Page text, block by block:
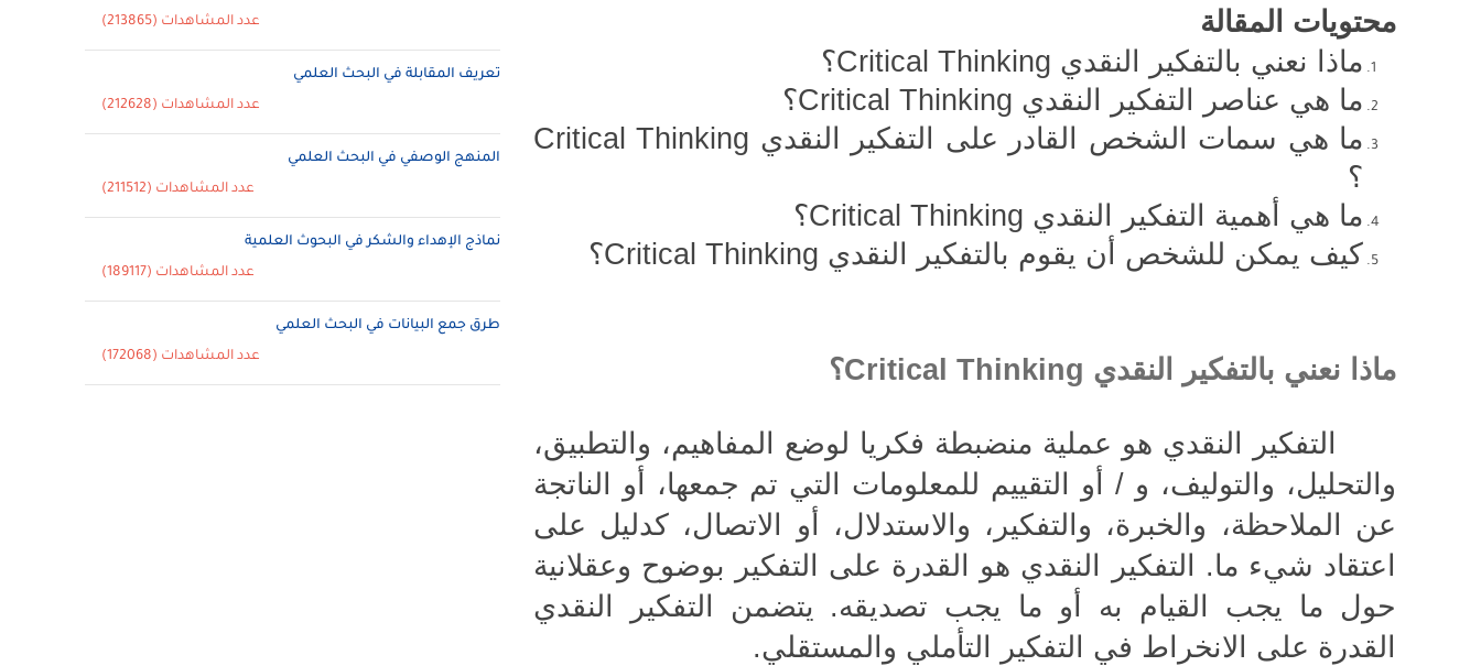
محتويات المقالة
ماذا نعني بالتفكير النقدي Critical Thinking؟
ما هي عناصر التفكير النقدي Critical Thinking؟
ما هي سمات الشخص القادر على التفكير النقدي Critical Thinking
؟
ما هي أهمية التفكير النقدي Critical Thinking؟
كيف يمكن للشخص أن يقوم بالتفكير النقدي Critical Thinking؟
ماذا نعني بالتفكير النقدي Critical Thinking؟
التفكير النقدي هو عملية منضبطة فكريا لوضع المفاهيم، والتطبيق،
والتحليل، والتوليف، و / أو التقييم للمعلومات التي تم جمعها، أو الناتجة
عن الملاحظة، والخبرة، والتفكير، والاستدلال، أو الاتصال، كدليل على
اعتقاد شيء ما. التفكير النقدي هو القدرة على التفكير بوضوح وعقلانية
حول ما يجب القيام به أو ما يجب تصديقه. يتضمن التفكير النقدي
القدرة على الانخراط في التفكير التأملي والمستقلي.
عدد المشاهدات (213865)
تعريف المقابلة في البحث العلمي
عدد المشاهدات (212628)
المنهج الوصفي في البحث العلمي
عدد المشاهدات (211512)
نماذج الإهداء والشكر في البحوث العلمية
عدد المشاهدات (189117)
طرق جمع البيانات في البحث العلمي
عدد المشاهدات (172068)